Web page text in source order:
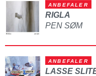
ANBEFALER
RIGLA
PEN SØM
ANBEFALER
LASSE